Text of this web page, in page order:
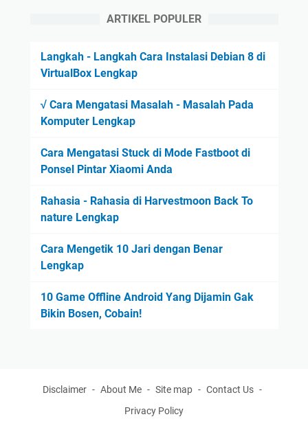
ARTIKEL POPULER
Langkah - Langkah Cara Instalasi Debian 8 di
VirtualBox Lengkap
√ Cara Mengatasi Masalah - Masalah Pada
Komputer Lengkap
Cara Mengatasi Stuck di Mode Fastboot di
Ponsel Pintar Xiaomi Anda
Rahasia - Rahasia di Harvestmoon Back To
nature Lengkap
Cara Mengetik 10 Jari dengan Benar
Lengkap
10 Game Offline Android Yang Dijamin Gak
Bikin Bosen, Cobain!
Disclaimer About Me Site map
Contact Us
Privacy Policy